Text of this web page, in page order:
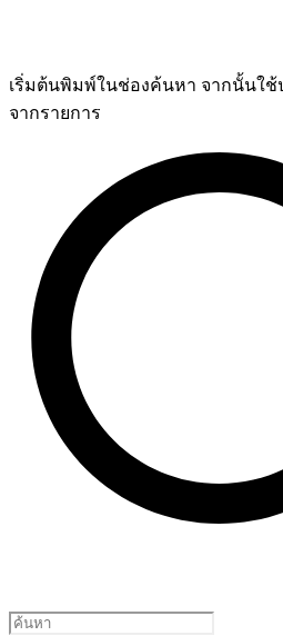
เริ่มต้นพิมพ์ในช่องค้นหา จากนั้นใช้ปุ่
จากรายการ